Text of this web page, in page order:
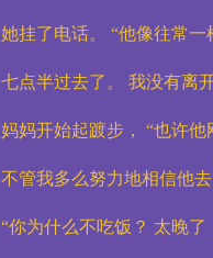
她挂了电话。 “他像往常一
七点半过去了。 我没有离
妈妈开始起踱步， “也许他
不管我多么努力地相信他
“你为什么不吃饭？ 太晚了